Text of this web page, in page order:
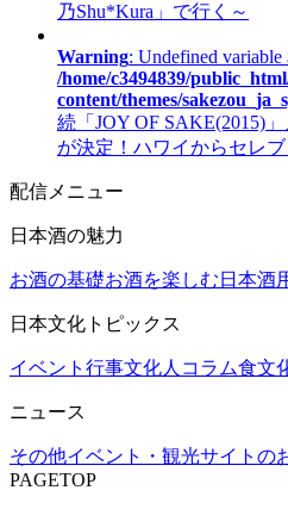
乃Shu*Kura」で行く～
Warning: Undefined variable
/home/c3494839/
content/themes/
続「JOY OF SAKE(2015)
が決定！ハワイからセレ
配信メニュー
日本酒の魅力
お酒の基礎お酒を楽しむ 日本酒
日本文化トピックス
イベント行事文化人コラム食文
ニュース
その他イベント・観光サイトの
PAGETOP